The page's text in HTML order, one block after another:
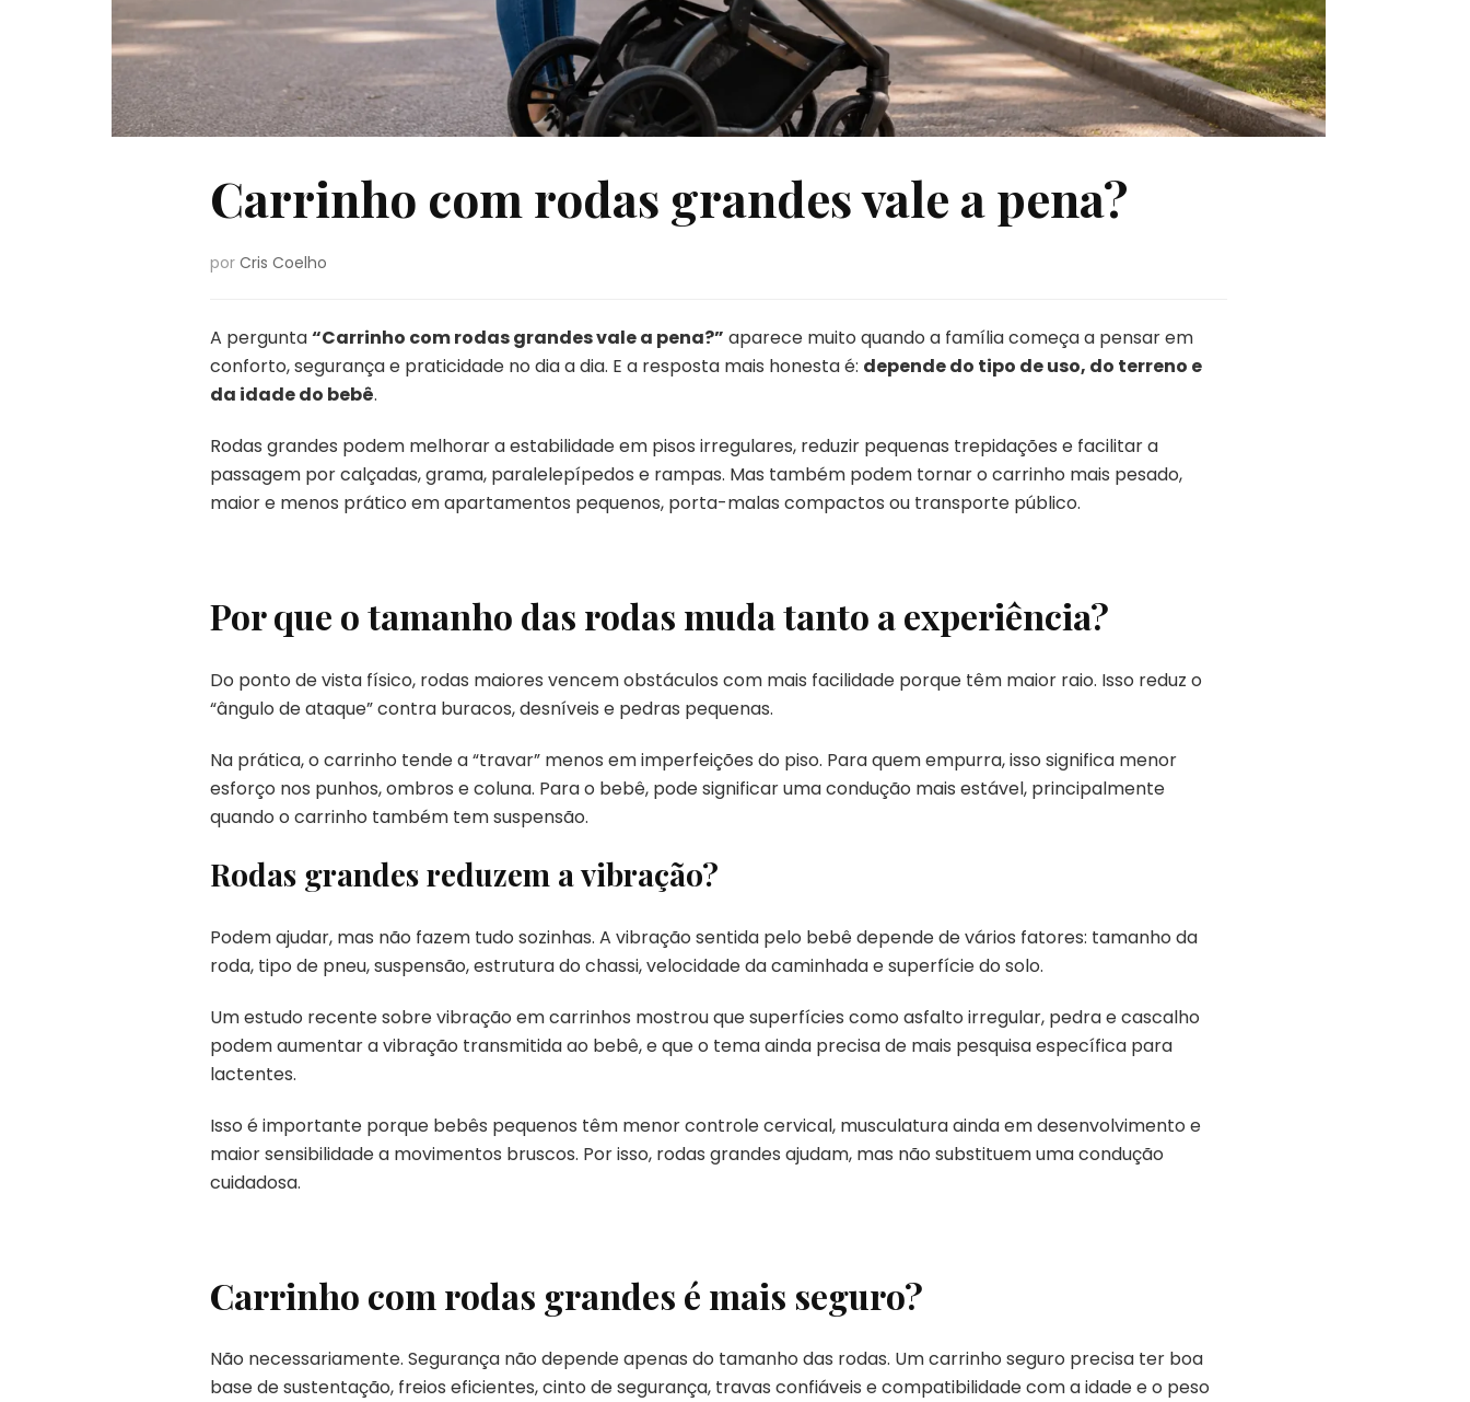
Carrinho com rodas grandes vale a pena?
por Cris Coelho
A pergunta“Carrinho com rodas grandes vale a pena?” aparece muito quando a família começa a pensar em
conforto, segurança e praticidade no dia a dia. E a resposta mais honesta é: depende do tipo de uso, do terreno e
da idade do bebê.
Rodas grandes podem melhorar a estabilidade em pisos irregulares, reduzir pequenas trepidações e facilitar a
passagem por calçadas, grama, paralelepípedos e rampas. Mas também podem tornar o carrinho mais pesado,
maior e menos prático em apartamentos pequenos, porta-malas compactos ou transporte público.
Por que o tamanho das rodas muda tanto a experiência?
Do ponto de vista físico, rodas maiores vencem obstáculos com mais facilidade porque têm maior raio. Isso reduz o
“ângulo de ataque” contra buracos, desníveis e pedras pequenas.
Na prática, o carrinho tende a “travar” menos em imperfeições do piso. Para quem empurra, isso significa menor
esforço nos punhos, ombros e coluna. Para o bebê, pode significar uma condução mais estável, principalmente
quando o carrinho também tem suspensão.
Rodas grandes reduzem a vibração?
Podem ajudar, mas não fazem tudo sozinhas. A vibração sentida pelo bebê depende de vários fatores: tamanho da
roda, tipo de pneu, suspensão, estrutura do chassi, velocidade da caminhada e superfície do solo.
Um estudo recente sobre vibração em carrinhos mostrou que superfícies como asfalto irregular, pedra e cascalho
podem aumentar a vibração transmitida ao bebê, e que o tema ainda precisa de mais pesquisa específica para
lactentes.
Isso é importante porque bebês pequenos têm menor controle cervical, musculatura ainda em desenvolvimento e
maior sensibilidade a movimentos bruscos. Por isso, rodas grandes ajudam, mas não substituem uma condução
cuidadosa.
Carrinho com rodas grandes é mais seguro?
Não necessariamente. Segurança não depende apenas do tamanho das rodas. Um carrinho seguro precisa ter boa
base de sustentação, freios eficientes, cinto de segurança, travas confiáveis e compatibilidade com a idade e o peso